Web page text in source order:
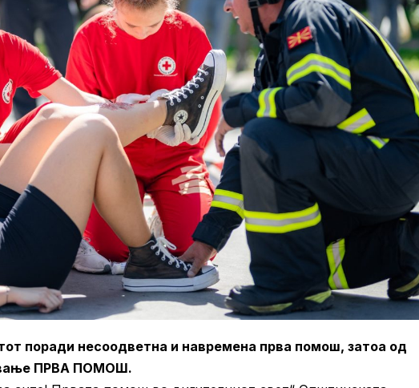
поради несоодветна и навремена прва помош, затоа од
ПРВА ПОМОШ.